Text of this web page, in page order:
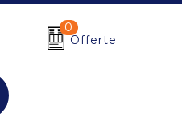
0
Offerte